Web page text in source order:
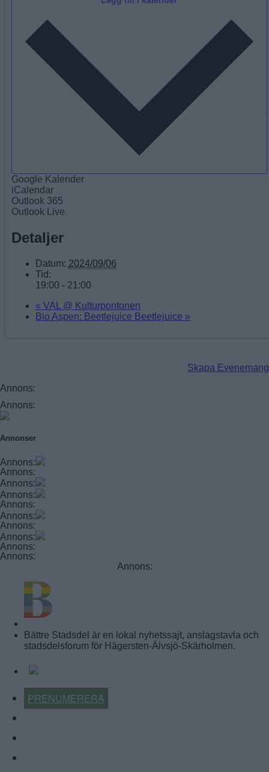
Google Kalender
iCalendar
Outlook 365
Outlook Live
Detaljer
Datum: 2024/09/06
Tid:
19:00 - 21:00
« VAL @ Kulturpontonen
Bio Aspen: Beetlejuice Beetlejuice »
Skapa Evenemang
Annons:
Annons:
Annonser
Annons:
Annons:
Annons:
Annons:
Annons:
Annons:
Annons:
Annons:
Annons:
Annons:
Annons:
Bättre Stadsdel är en lokal nyhetssajt, anslagstavla och
stadsdelsforum för Hägersten-Älvsjö-Skärholmen.
PRENUMERERA